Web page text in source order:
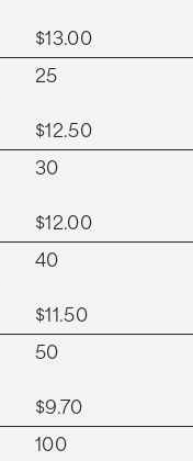
$13.00
25
$12.50
30
$12.00
40
$11.50
50
$9.70
100